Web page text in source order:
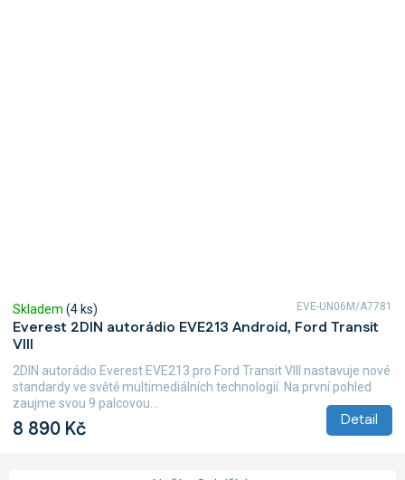
Everest 2DIN autorádio EVE213 Android, Ford Transit
VIII
Skladem (4 ks)
8 890 Kč Detail
2DIN autorádio Everest EVE213 pro Ford Transit VIII nastavuje nové
standardy ve světě multimediálních technologií. Na první pohled
zaujme svou 9 palcovou...
EVE-UN06M/A7781